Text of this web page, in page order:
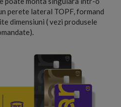
perete lateral TOPF, formand
dimensiuni ( vezi produsele